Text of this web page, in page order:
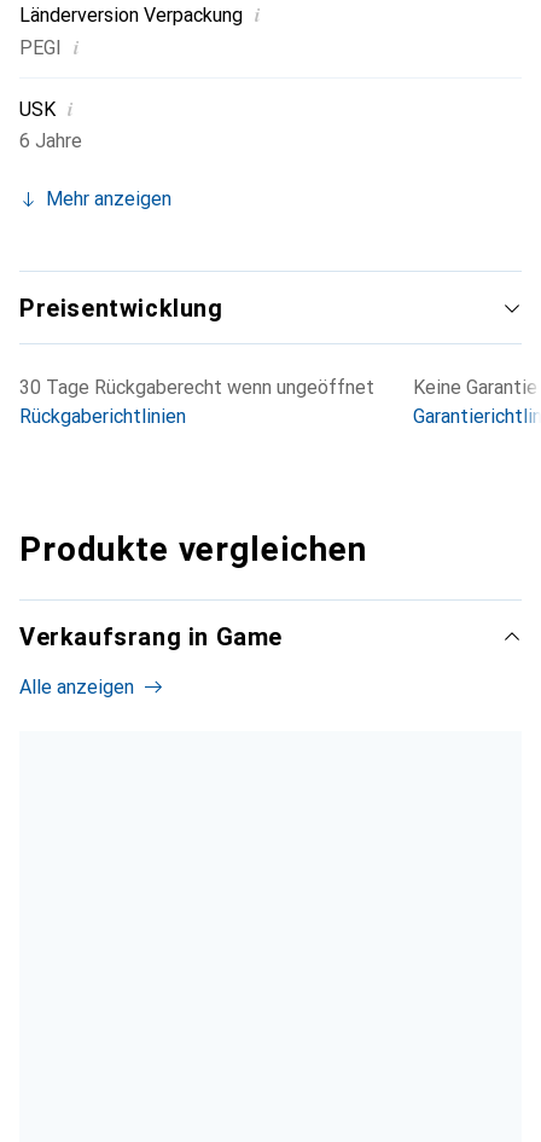
Länderversion Verpackung i
PEGI i
USK i
6 Jahre
Mehr anzeigen
Preisentwicklung
30 Tage Rückgaberecht wenn ungeöffnet
Rückgaberichtlinien
Keine Garantie
Produkte vergleichen
Verkaufsrang in Game
Alle anzeigen